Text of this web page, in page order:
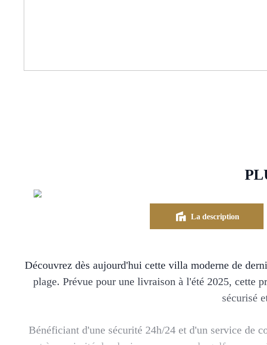
La description
Découvrez dès aujourd'hui cette villa moderne de
plage. Prévue pour une livraison à l'été 2025, cette
sécurisé
Bénéficiant d'une sécurité 24h/24 et d'un service de